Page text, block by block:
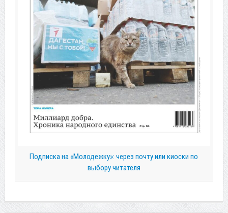
Подписка на «Молодежку»: через почту или киоски по
выбору читателя